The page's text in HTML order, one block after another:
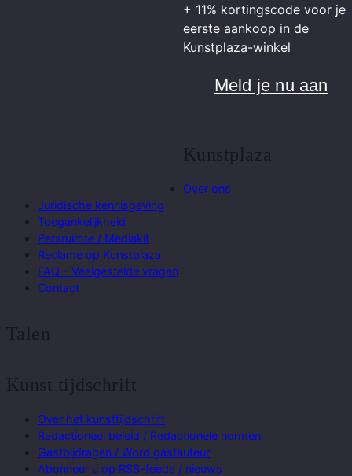
+ 11% kortingscode voor je
eerste aankoop in de
Kunstplaza-winkel
Meld je nu aan
Kunstplaza
Over ons
Juridische kennisgeving
Toegankelijkheid
Persruimte / Mediakit
Reclame op Kunstplaza
FAQ – Veelgestelde vragen
Contact
Talen
Kunst tijdschrift
Over het kunsttijdschrift
Redactioneel beleid / Redactionele normen
Gastbijdragen / Word gastauteur
Abonneer u op RSS-feeds / nieuws